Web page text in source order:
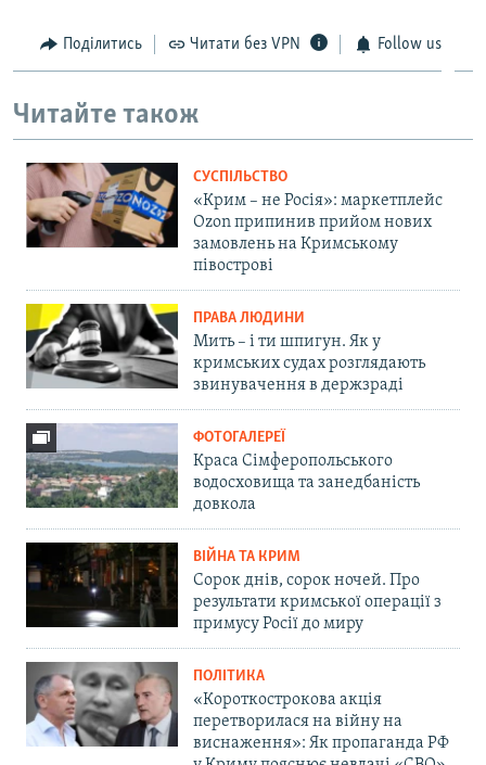
Поділитись Читати без VPN Follow us
Читайте також
СУСПІЛЬСТВО
«Крим – не Росія»: маркетплейс
Ozon припинив прийом нових
замовлень на Кримському
півострові
ПРАВА ЛЮДИНИ
Мить – і ти шпигун. Як у
кримських судах розглядають
звинувачення в держзраді
ФОТОГАЛЕРЕЇ
Краса Сімферопольського
водосховища та занедбаність
довкола
ВІЙНА ТА КРИМ
Сорок днів, сорок ночей. Про
результати кримської операції з
примусу Росії до миру
ПОЛІТИКА
«Короткострокова акція
перетворилася на війну на
виснаження»: Як пропаганда РФ